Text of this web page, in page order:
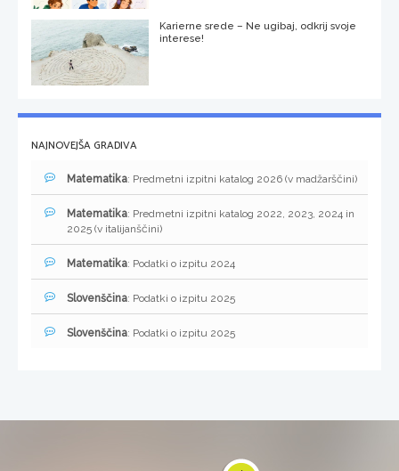
Karierne srede – Ne ugibaj, odkrij svoje
interese!
NAJNOVEJŠA GRADIVA
Matematika: Predmetni izpitni katalog 2026 (v madžarščini)
Matematika: Predmetni izpitni katalog 2022, 2023, 2024 in
2025 (v italijanščini)
Matematika: Podatki o izpitu 2024
Slovenščina: Podatki o izpitu 2025
Slovenščina: Podatki o izpitu 2025